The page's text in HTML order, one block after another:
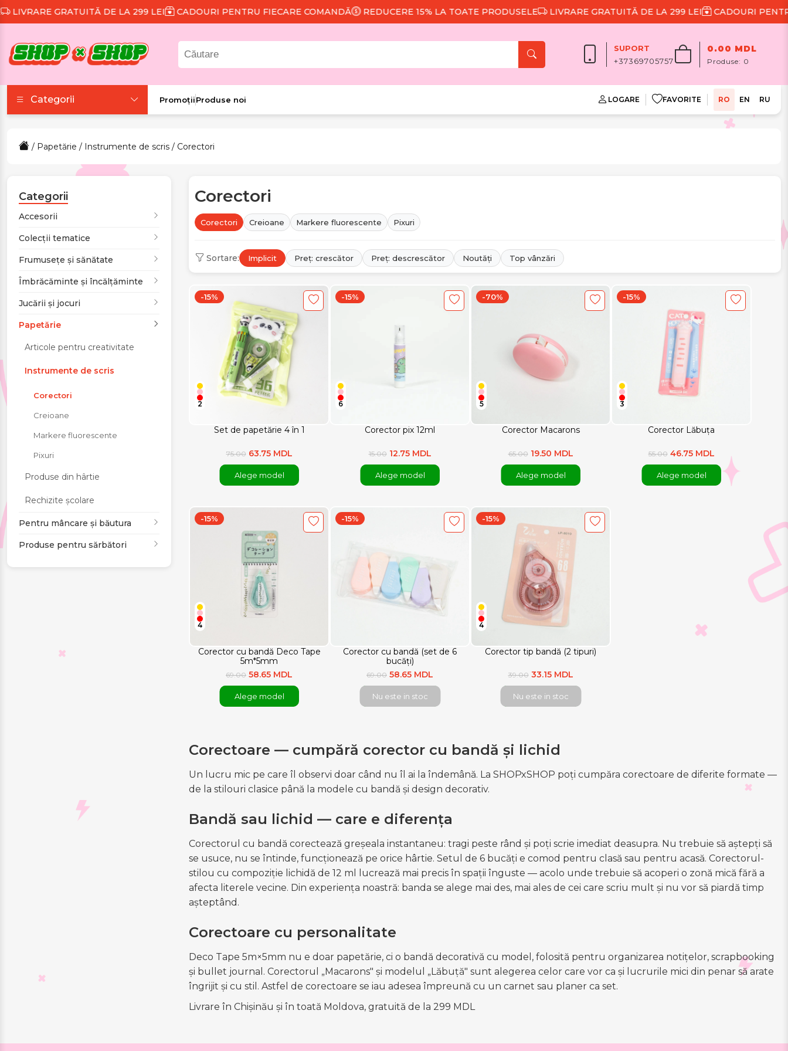
GRATUITĂ DE LA 299 LEI CADOURI PENTRU FIECARE COMANDĂ REDUCERE 15% LA TOATE PRODUSELE LIVRARE GRATUITĂ DE LA 299 LEI CADOURI PENTRU
SUPORT
+37369705757
0.00 MDL
Produse: 0
Categorii
Colecții tematice
Frumusețe și sănătate
încălțăminte
Jucării și jocuri
Papetărie
Pentru mâncare și
Produse pentru
PromoțiiProduse noi LOGARE FAVORITE RO EN RU
/ Papetărie / Instrumente de scris / Corectori
Categorii
Accesorii
Colecții tematice
Frumusețe și sănătate
Îmbrăcăminte și încălțăminte
Jucării și jocuri
Papetărie
Articole pentru creativitate
Instrumente de scris
Corectori
Creioane
Markere fluorescente
Pixuri
Produse din hârtie
Rechizite școlare
Pentru mâncare și băutura
Produse pentru sărbători
Corectori
Corectori Creioane Markere fluorescente Pixuri
Sortare: Implicit Preț: crescător Preț: descrescător Noutăți Top vânzări
Set de papetărie 4 în 1
-15%
2
75.00 63.75 MDL
Alege model
Corector pix 12ml
-15%
6
15.00 12.75 MDL
Alege model
Corector Macarons
-70%
5
65.00 19.50 MDL
Alege model
Corector Lăbuța
-15%
3
55.00 46.75 MDL
Alege model
Corector cu bandă Deco Tape
5m*5mm
-15%
4
69.00 58.65 MDL
Alege model
Corector cu bandă (set de 6
bucăți)
-15%
69.00 58.65 MDL
Nu este in stoc
Corector tip bandă (2 tipuri)
-15%
4
39.00 33.15 MDL
Nu este in stoc
Corectoare — cumpără corector cu bandă și lichid
Un lucru mic pe care îl observi doar când nu îl ai la îndemână. La SHOPxSHOP poți cumpăra corectoare de diferite formate —
de la stilouri clasice până la modele cu bandă și design decorativ.
Bandă sau lichid — care e diferența
Corectorul cu bandă corectează greșeala instantaneu: tragi peste rând și poți scrie imediat deasupra. Nu trebuie să aștepți să
se usuce, nu se întinde, funcționează pe orice hârtie. Setul de 6 bucăți e comod pentru clasă sau pentru acasă. Corectorul-
stilou cu compoziție lichidă de 12 ml lucrează mai precis în spații înguste — acolo unde trebuie să acoperi o zonă mică fără a
afecta literele vecine. Din experiența noastră: banda se alege mai des, mai ales de cei care scriu mult și nu vor să piardă timp
așteptând.
Corectoare cu personalitate
Deco Tape 5m×5mm nu e doar papetărie, ci o bandă decorativă cu model, folosită pentru organizarea notițelor, scrapbooking
și bullet journal. Corectorul „Macarons" și modelul „Lăbuță" sunt alegerea celor care vor ca și lucrurile mici din penar să arate
îngrijit și cu stil. Astfel de corectoare se iau adesea împreună cu un carnet sau planer ca set.
Livrare în Chișinău și în toată Moldova, gratuită de la 299 MDL